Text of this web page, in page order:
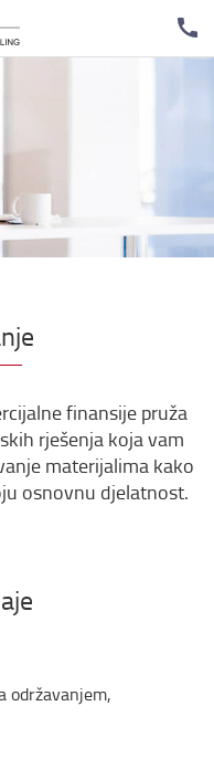
finansije pruža
rješenja koja vam
materijalima kako
osnovnu djelatnost.
održavanjem,